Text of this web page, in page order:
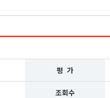
관
기
인
평 가
조회수